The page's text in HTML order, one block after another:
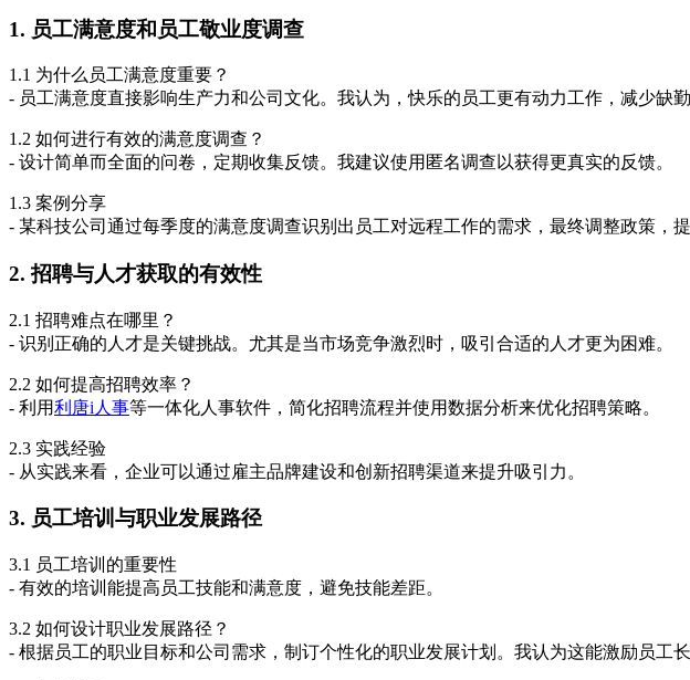
1. 员工满意度和员工敬业度调查
1.1 为什么员工满意度重要？
- 员工满意度直接影响生产力和公司文化。我认为，快乐的员工更有动力工作，减少缺勤
1.2 如何进行有效的满意度调查？
- 设计简单而全面的问卷，定期收集反馈。我建议使用匿名调查以获得更真实的反馈。
1.3 案例分享
- 某科技公司通过每季度的满意度调查识别出员工对远程工作的需求，最终调整政策，提
2. 招聘与人才获取的有效性
2.1 招聘难点在哪里？
- 识别正确的人才是关键挑战。尤其是当市场竞争激烈时，吸引合适的人才更为困难。
2.2 如何提高招聘效率？
- 利用利唐i人事等一体化人事软件，简化招聘流程并使用数据分析来优化招聘策略。
2.3 实践经验
- 从实践来看，企业可以通过雇主品牌建设和创新招聘渠道来提升吸引力。
3. 员工培训与职业发展路径
3.1 员工培训的重要性
- 有效的培训能提高员工技能和满意度，避免技能差距。
3.2 如何设计职业发展路径？
- 根据员工的职业目标和公司需求，制订个性化的职业发展计划。我认为这能激励员工长